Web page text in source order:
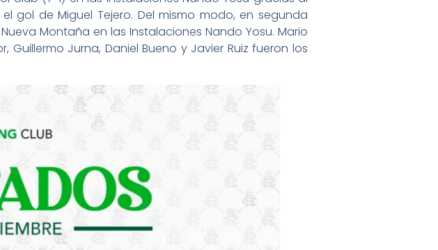
gol de Miguel Tejero. Del mismo modo, en segunda
Montaña en las Instalaciones Nando Yosu. Mario
Guillermo Jurna, Daniel Bueno y Javier Ruiz fueron los